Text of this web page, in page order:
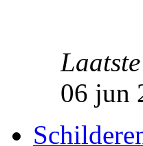
06 jun